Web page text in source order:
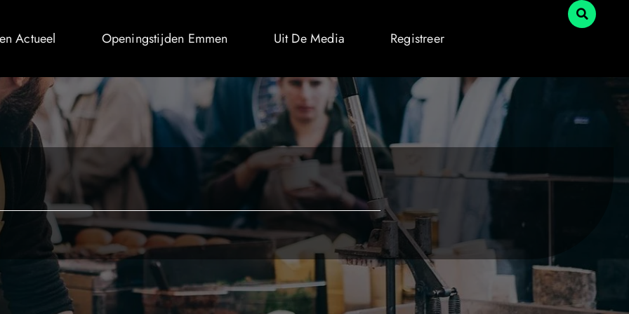
Actueel Openingstijden Emmen Uit De Media Registreer